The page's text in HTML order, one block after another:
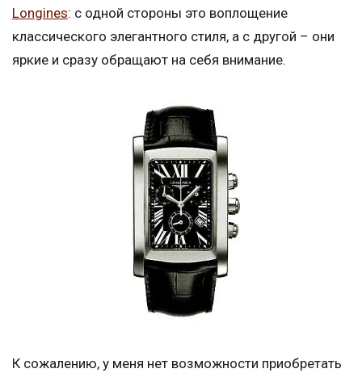
Longines: с одной стороны это воплощение
классического элегантного стиля, а с другой – они
яркие и сразу обращают на себя внимание.
К сожалению, у меня нет возможности приобретать